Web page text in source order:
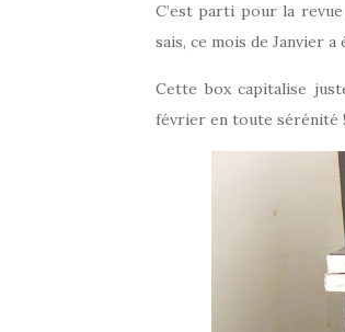
C’est parti pour la
sais, ce mois de Janvier
Cette box capitalise
février en toute sérénité !